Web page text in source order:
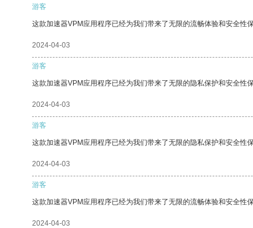
游客
这款加速器VPM应用程序已经为我们带来了无限的流畅体验和安全性保
2024-04-03
游客
这款加速器VPM应用程序已经为我们带来了无限的隐私保护和安全性保
2024-04-03
游客
这款加速器VPM应用程序已经为我们带来了无限的隐私保护和安全性保
2024-04-03
游客
这款加速器VPM应用程序已经为我们带来了无限的流畅体验和安全性保
2024-04-03